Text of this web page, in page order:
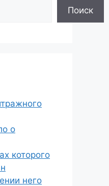
Поиск
о
которого
него